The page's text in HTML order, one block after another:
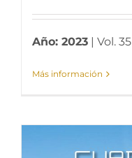
Año: 2023 | Vol. 35
Más información